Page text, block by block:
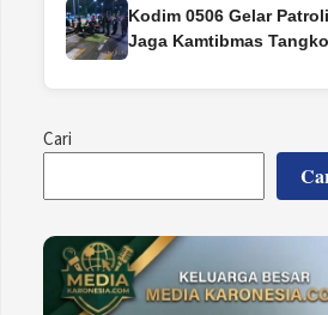
Kodim 0506 Gelar
Jaga Kamtibmas
Cari